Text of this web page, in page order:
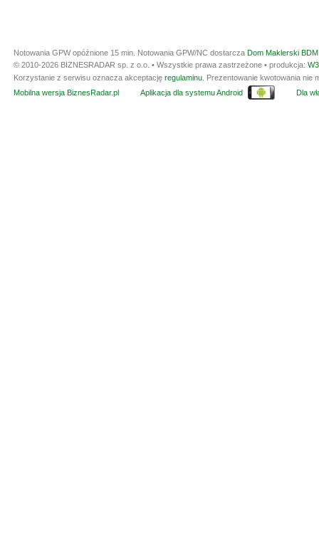
Notowania GPW opóźnione 15 min. Notowania GPW/NC dostarcza Dom Maklerski
© 2010-2026 BIZNESRADAR sp. z o.o. • Wszystkie prawa zastrzeżone • produkcja:
Korzystanie z serwisu oznacza akceptację regulaminu . Prezentowanie kwotowania
Mobilna wersja BiznesRadar.pl
Aplikacja dla systemu Android Dla